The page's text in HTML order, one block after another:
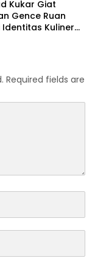
Kukar Giat
Gence Ruan
Kuliner
Required fields are